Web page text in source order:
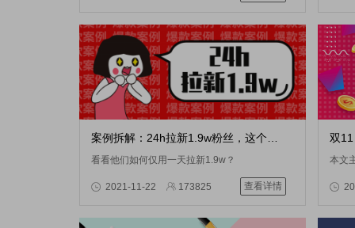
看看他们如何仅用一天拉新1.9w？
2021-11-22 173825 查看详情